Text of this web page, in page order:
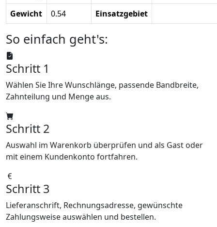
Gewicht 0.54 Einsatzgebiet
So einfach geht's:
Schritt 1
Wählen Sie Ihre Wunschlänge, passende Bandbreite,
Zahnteilung und Menge aus.
Schritt 2
Auswahl im Warenkorb überprüfen und als Gast oder
mit einem Kundenkonto fortfahren.
Schritt 3
Lieferanschrift, Rechnungsadresse, gewünschte
Zahlungsweise auswählen und bestellen.